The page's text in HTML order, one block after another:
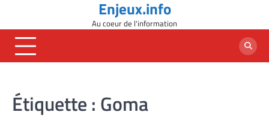
content
Enjeux.info
Au coeur de l'information
Étiquette : Goma